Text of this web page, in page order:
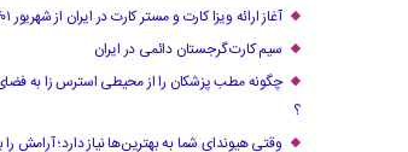
آغاز ارائه ویزا کارت و مستر کارت در ایران از شهریور ۱۴۰۱
سیم کارت گرجستان دائمی در ایران
چگونه مطب پزشکان را از محیطی استرس زا به
؟
وقتی هیوندای شما به بهترین‌ها نیاز دارد؛ آرامش را